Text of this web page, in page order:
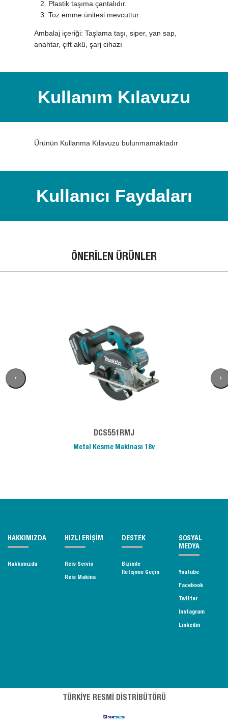
Plastik taşıma çantalıdır.
Toz emme ünitesi mevcuttur.
Ambalaj içeriği: Taşlama taşı, siper, yan sap,
anahtar, çift akü, şarj cihazı
Kullanım Kılavuzu
Ürünün Kullanma Kılavuzu bulunmamaktadır
Kullanıcı Faydaları
ÖNERİLEN ÜRÜNLER
DCS551RMJ
Metal Kesme Makinası 18v
‹ ›
HAKKIMIZDA
Hakkımızda
HIZLI ERİŞİM
Reis Servis
Reis Makina
DESTEK
Bizimle
İletişime Geçin
SOSYAL
MEDYA
Youtube
Facebook
Twitter
Instagram
Linkedin
TÜRKİYE RESMİ DİSTRİBÜTÖRÜ